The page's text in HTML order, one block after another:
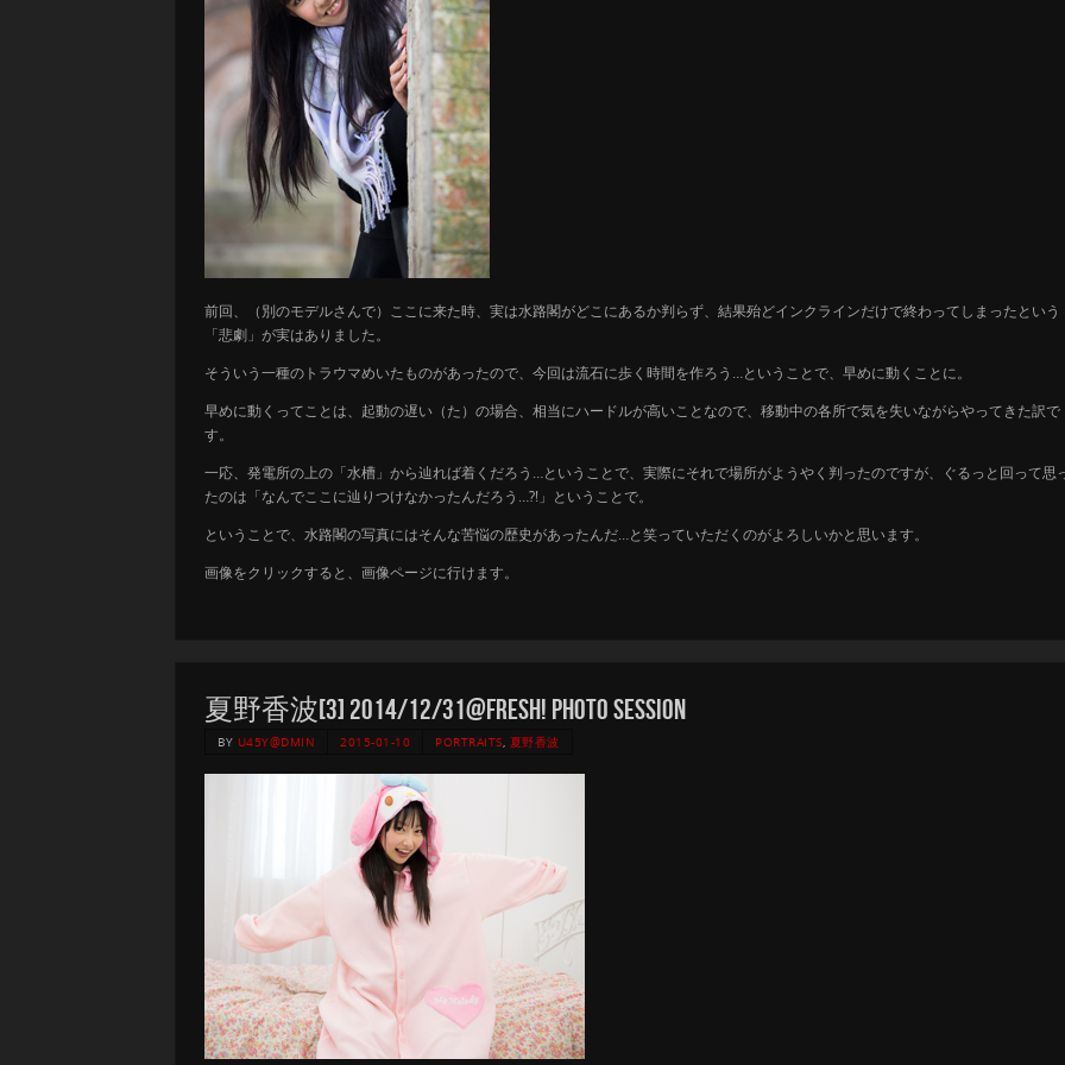
前回、（別のモデルさんで）ここに来た時、実は水路閣がどこにあるか判らず、結果殆どインクラインだけで終わってしまったという
「悲劇」が実はありました。
そういう一種のトラウマめいたものがあったので、今回は流石に歩く時間を作ろう…ということで、早めに動くことに。
早めに動くってことは、起動の遅い（た）の場合、相当にハードルが高いことなので、移動中の各所で気を失いながらやってきた訳で
す。
一応、発電所の上の「水槽」から辿れば着くだろう…ということで、実際にそれで場所がようやく判ったのですが、ぐるっと回って思
たのは「なんでここに辿りつけなかったんだろう…?!」ということで。
ということで、水路閣の写真にはそんな苦悩の歴史があったんだ…と笑っていただくのがよろしいかと思います。
画像をクリックすると、画像ページに行けます。
夏野香波[3] 2014/12/31@Fresh! Photo Session
BY U45Y@DMIN 2015-01-10 PORTRAITS, 夏野香波